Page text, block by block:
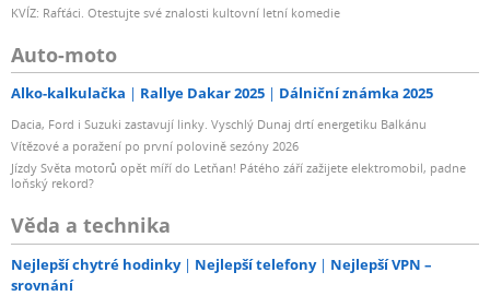
KVÍZ: Rafťáci. Otestujte své znalosti kultovní letní komedie
Auto-moto
Alko-kalkulačka Rallye Dakar 2025 Dálniční známka 2025
Dacia, Ford i Suzuki zastavují linky. Vyschlý Dunaj drtí energetiku Balkánu
Vítězové a poražení po první polovině sezóny 2026
Jízdy Světa motorů opět míří do Letňan! Pátého září zažijete elektromobil, padne
loňský rekord?
Věda a technika
Nejlepší chytré hodinky Nejlepší telefony
Nejlepší VPN –
srovnání